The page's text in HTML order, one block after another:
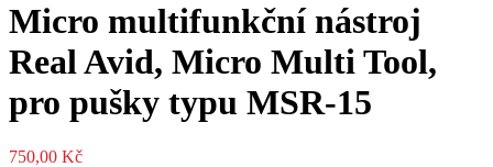
Micro multifunkční nástroj
Real Avid, Micro Multi Tool,
pro pušky typu MSR-15
750,00 Kč